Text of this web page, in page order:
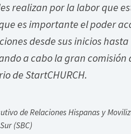
realizan por la labor que
es importante el poder
desde sus inicios
a cabo la gran
de StartCHURCH.
de Relaciones Hispanas y
(SBC)